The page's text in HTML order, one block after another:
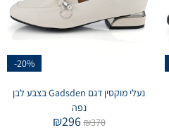
-20%
נעלי מוקסין דגם Gadsden בצבע לבן
נפה
₪370
₪296